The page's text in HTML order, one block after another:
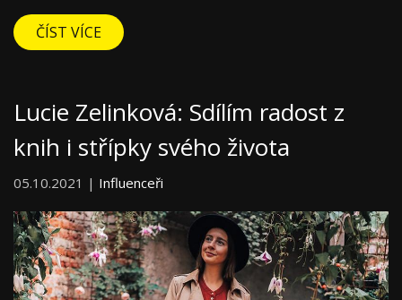
ČÍST VÍCE
Lucie Zelinková: Sdílím radost z
knih i střípky svého života
05.10.2021 | Influenceři